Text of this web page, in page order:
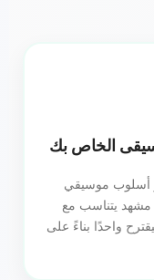
الخاص بك
أسلوب موسيقي
مشهد يتناسب مع
واحدًا بناءً على